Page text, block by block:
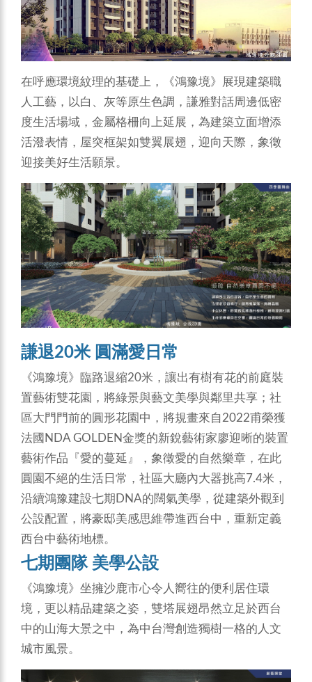
在呼應環境紋理的基礎上，《鴻豫境》展現建築職
人工藝，以白、灰等原生色調，謙雅對話周邊低密
度生活場域，金屬格柵向上延展，為建築立面增添
活潑表情，屋突框架如雙翼展翅，迎向天際，象徵
迎接美好生活願景。
謙退20米 圓滿愛日常
《鴻豫境》臨路退縮20米，讓出有樹有花的前庭裝
置藝術雙花園，將綠景與藝文美學與鄰里共享；社
區大門門前的圓形花園中，將規畫來自2022甫榮獲
法國NDA GOLDEN金獎的新銳藝術家廖迎晰的裝置
藝術作品『愛的蔓延』，象徵愛的自然樂章，在此
圓園不絕的生活日常，社區大廳內大器挑高7.4米，
沿續鴻豫建設七期DNA的闊氣美學，從建築外觀到
公設配置，將豪邸美感思維帶進西台中，重新定義
西台中藝術地標。
七期團隊 美學公設
《鴻豫境》坐擁沙鹿市心令人嚮往的便利居住環
境，更以精品建築之姿，雙塔展翅昂然立足於西台
中的山海大景之中，為中台灣創造獨樹一格的人文
城市風景。